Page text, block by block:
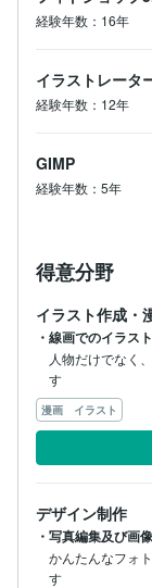
経験年数：16年
イラストレータ
経験年数：12年
GIMP
経験年数：5年
得意分野
イラスト作成・
・線画でのイラス
人物だけでなく
す
漫画 イラスト
デザイン制作
・写真編集及び画
かんたんなフォ
す